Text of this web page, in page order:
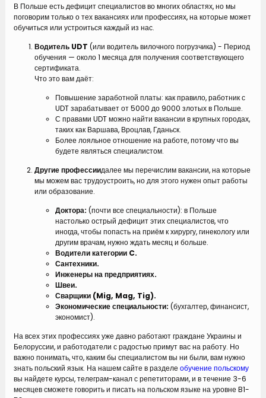
В Польше есть дефицит специалистов во многих областях, но мы
поговорим только о тех вакансиях или профессиях, на которые может
обучиться или устроиться каждый из нас.
Водитель UDT (или водитель вилочного погрузчика) - Период
обучения — около 1 месяца для получения соответствующего
сертификата.
Что это вам даёт:
Повышение заработной платы: как правило, работник с
UDT зарабатывает от 5000 до 9000 злотых в Польше.
С правами UDT можно найти вакансии в крупных городах,
таких как Варшава, Вроцлав, Гданьск.
Более лояльное отношение на работе, потому что вы
будете являться специалистом.
Другие профессиидалее мы перечислим вакансии, на которые
мы можем вас трудоустроить, но для этого нужен опыт работы
или образование.
Доктора: (почти все специальности): в Польше
настолько острый дефицит этих специалистов, что
иногда, чтобы попасть на приём к хирургу, гинекологу или
другим врачам, нужно ждать месяц и больше.
Водители категории C.
Сантехники.
Инженеры на предприятиях.
Швеи.
Сварщики (Mig, Mag, Tig).
Экономические специальности: (бухгалтер, финансист,
экономист).
На всех этих профессиях уже давно работают граждане Украины и
Белоруссии, и работодатели с радостью примут вас на работу. Но
важно понимать, что, каким бы специалистом вы ни были, вам нужно
знать польский язык. На нашем сайте в разделе обучение польскому
вы найдете курсы, телеграм-канал с репетиторами, и в течение 3-6
месяцев сможете говорить и писать на польском языке на уровне B1-